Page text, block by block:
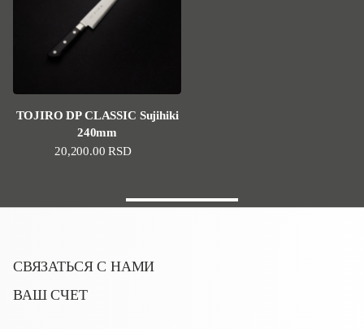
TOJIRO DP CLASSIC Sujihiki
240mm
Стандартная цена
20,200.00 RSD
СВЯЗАТЬСЯ С НАМИ
ВАШ СЧЕТ